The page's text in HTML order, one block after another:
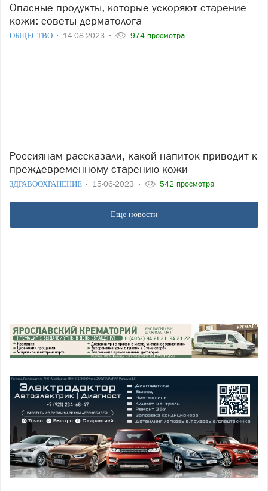
Опасные продукты, которые ускоряют старение
кожи: советы дерматолога
ОБЩЕСТВО 14-08-2023 974 просмотра
Россиянам рассказали, какой напиток приводит к
преждевременному старению кожи
ЗДРАВООХРАНЕНИЕ 15-06-2023 542 просмотра
Еще новости